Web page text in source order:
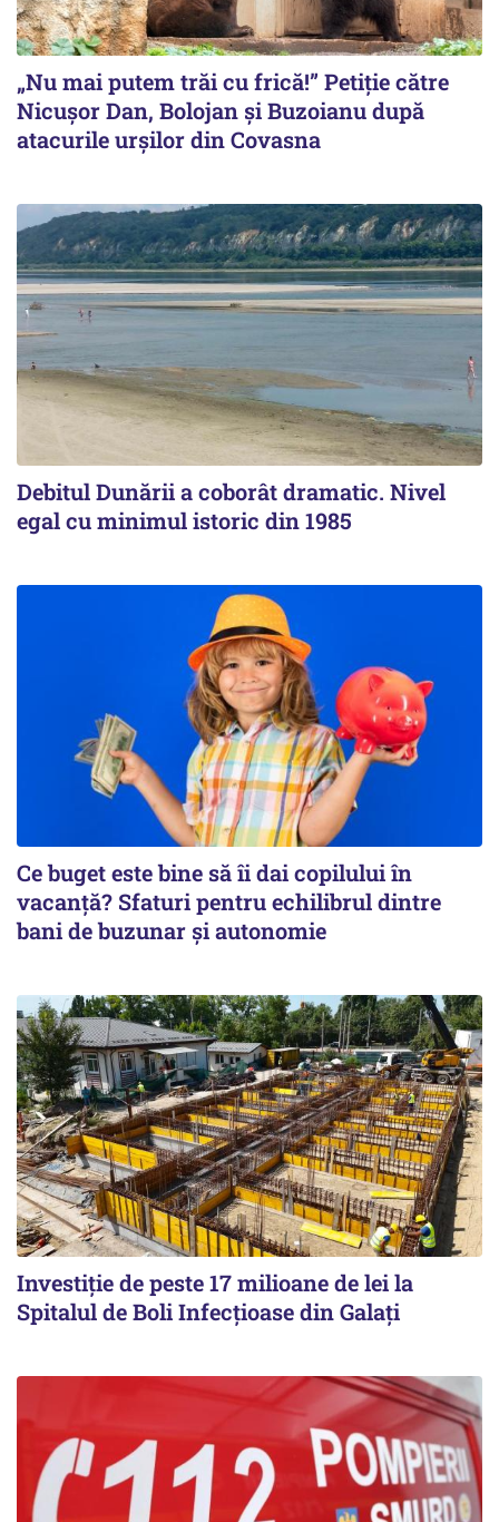
„Nu mai putem trăi cu frică!” Petiție către
Nicușor Dan, Bolojan și Buzoianu după
atacurile urșilor din Covasna
Debitul Dunării a coborât dramatic. Nivel
egal cu minimul istoric din 1985
Ce buget este bine să îi dai copilului în
vacanță? Sfaturi pentru echilibrul dintre
bani de buzunar și autonomie
Investiție de peste 17 milioane de lei la
Spitalul de Boli Infecțioase din Galați